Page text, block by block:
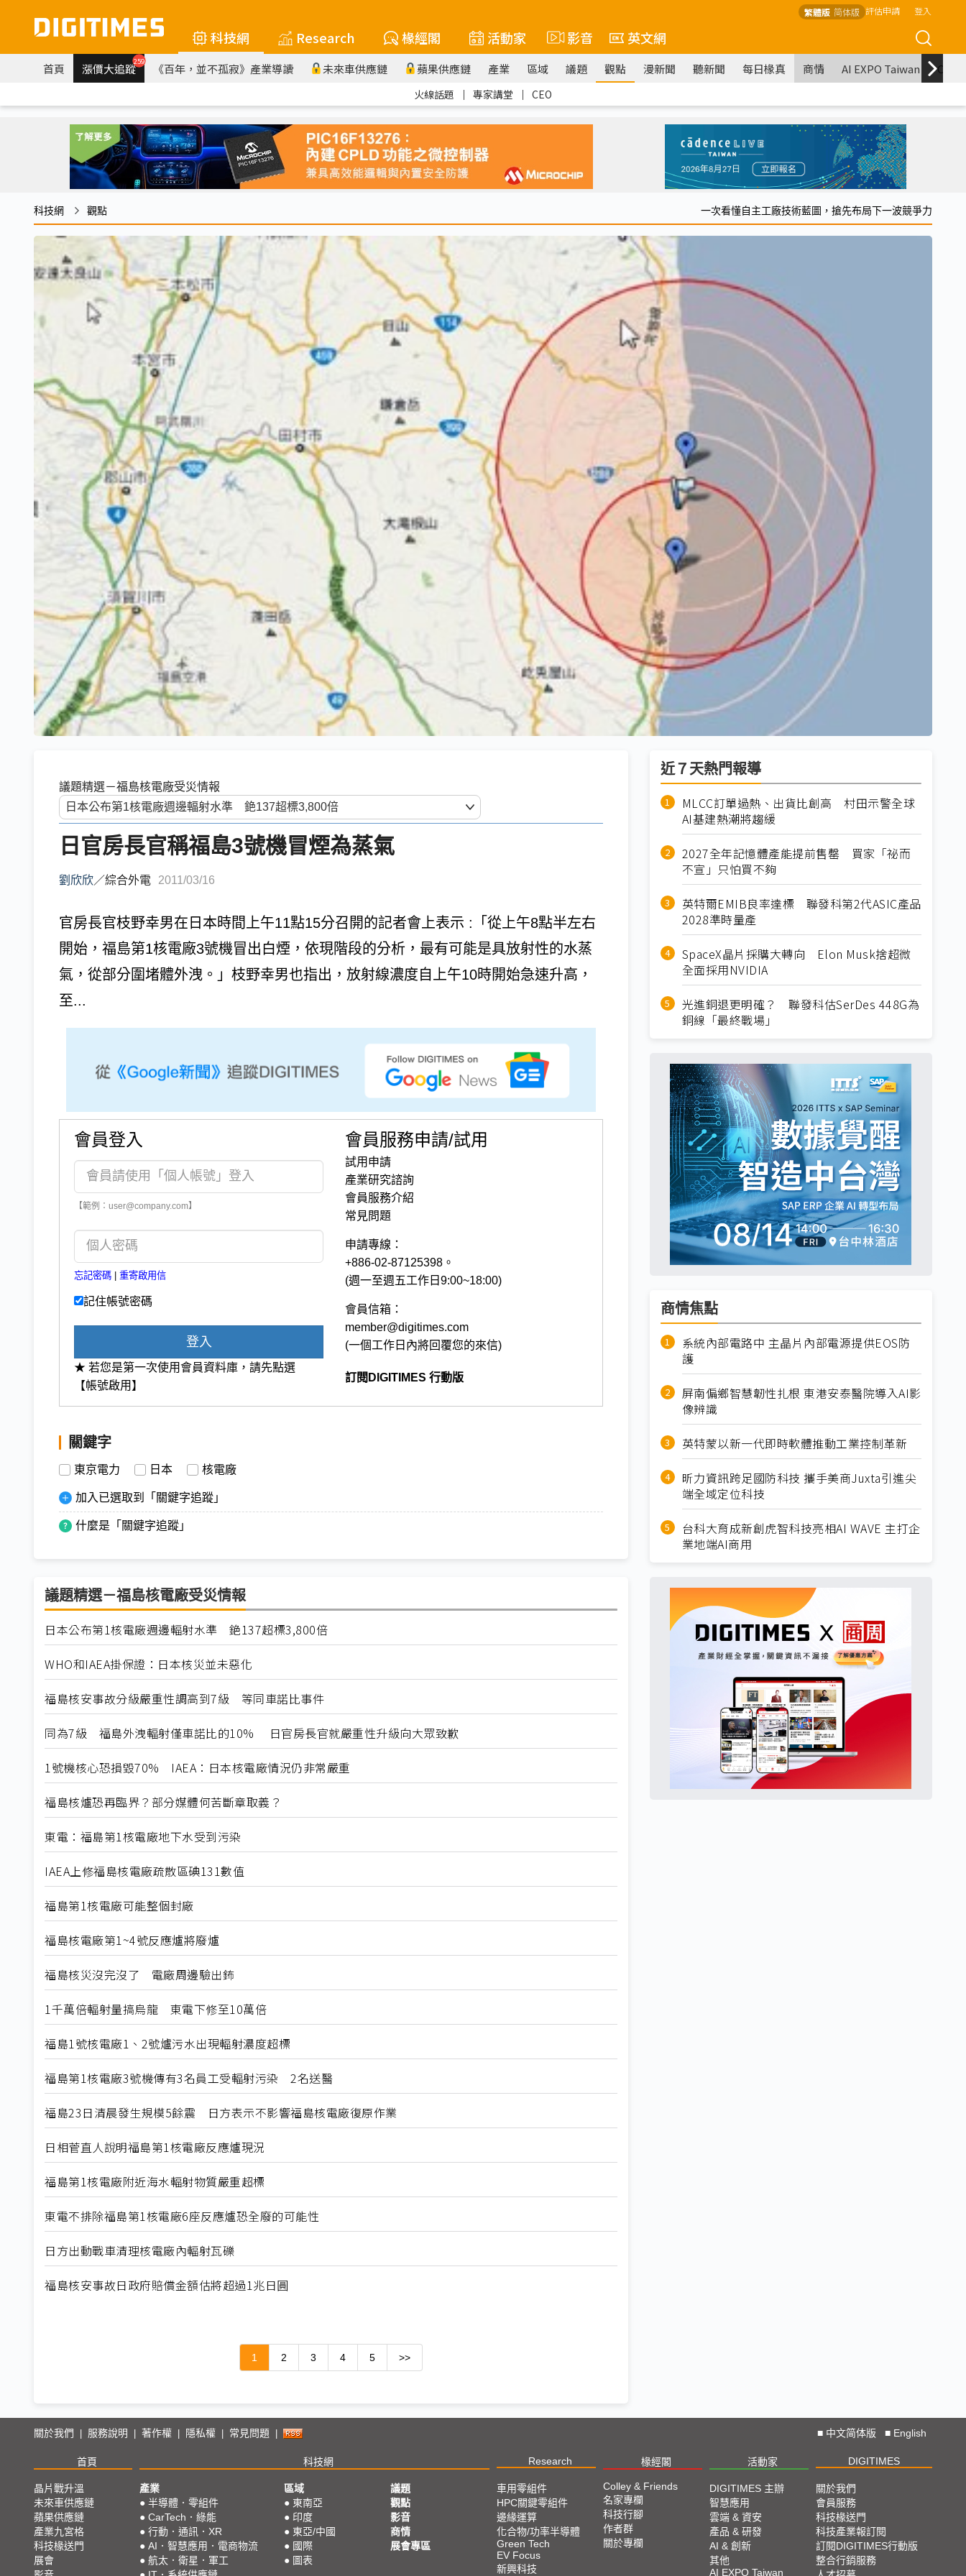
繁體版 简体版 評估申請 登入
科技網 Research 椽經閣 活動家 影音 英文網
首頁 漲價大追蹤259 《百年，並不孤寂》產業導讀 未來車供應鏈 蘋果供應鏈 產業 區域 議題 觀點 漫新聞 聽新聞 每日椽真 商情 AI EXPO Taiwan
火線話題 ｜ 專家講堂 ｜ CEO
科技網 觀點 一次看懂自主工廠技術藍圖，搶先布局下一波競爭力
議題精選－福島核電廠受災情報
日官房長官稱福島3號機冒煙為蒸氣
劉欣欣／綜合外電 2011/03/16
官房長官枝野幸男在日本時間上午11點15分召開的記者會上表示 :「從上午8點半左右
開始，福島第1核電廠3號機冒出白煙，依現階段的分析，最有可能是具放射性的水蒸
氣，從部分圍堵體外洩。」枝野幸男也指出，放射線濃度自上午10時開始急速升高，
至...
會員登入
【範例：user@company.com】
忘記密碼 重寄啟用信
記住帳號密碼
登入
★ 若您是第一次使用會員資料庫，請先點選
【帳號啟用】
會員服務申請/試用
試用申請
產業研究諮詢
會員服務介紹
常見問題
申請專線：
+886-02-87125398。
(週一至週五工作日9:00~18:00)
會員信箱：
member@digitimes.com
(一個工作日內將回覆您的來信)
訂閱DIGITIMES 行動版
關鍵字
東京電力 日本 核電廠
加入已選取到「關鍵字追蹤」
什麼是「關鍵字追蹤」
議題精選－福島核電廠受災情報
日本公布第1核電廠週邊輻射水準 銫137超標3,800倍
WHO和IAEA掛保證：日本核災並未惡化
福島核安事故分級嚴重性調高到7級 等同車諾比事件
同為7級 福島外洩輻射僅車諾比的10% 日官房長官就嚴重性升級向大眾致歉
1號機核心恐損毀70% IAEA：日本核電廠情況仍非常嚴重
福島核爐恐再臨界？部分媒體何苦斷章取義？
東電：福島第1核電廠地下水受到污染
IAEA上修福島核電廠疏散區碘131數值
福島第1核電廠可能整個封廠
福島核電廠第1~4號反應爐將廢爐
福島核災沒完沒了 電廠周邊驗出鈽
1千萬倍輻射量搞烏龍 東電下修至10萬倍
福島1號核電廠1、2號爐污水出現輻射濃度超標
福島第1核電廠3號機傳有3名員工受輻射污染 2名送醫
福島23日清晨發生規模5餘震 日方表示不影響福島核電廠復原作業
日相菅直人說明福島第1核電廠反應爐現況
福島第1核電廠附近海水輻射物質嚴重超標
東電不排除福島第1核電廠6座反應爐恐全廢的可能性
日方出動戰車清理核電廠內輻射瓦礫
福島核安事故日政府賠償金額估將超過1兆日圓
1 2 3 4 5 >>
近７天熱門報導
MLCC訂單過熱、出貨比創高 村田示警全球
AI基建熱潮將趨緩
2027全年記憶體產能提前售罄 買家「祕而
不宣」只怕買不夠
英特爾EMIB良率達標 聯發科第2代ASIC產品
2028準時量產
SpaceX晶片採購大轉向 Elon Musk捨超微
全面採用NVIDIA
光進銅退更明確？ 聯發科估SerDes 448G為
銅線「最終戰場」
商情焦點
系統內部電路中 主晶片內部電源提供EOS防
護
屏南偏鄉智慧韌性扎根 東港安泰醫院導入AI影
像辨識
英特蒙以新一代即時軟體推動工業控制革新
昕力資訊跨足國防科技 攜手美商Juxta引進尖
端全域定位科技
台科大育成新創虎智科技亮相AI WAVE 主打企
業地端AI商用
關於我們 服務說明 著作權 隱私權 常見問題 ■ 中文简体版 ■ English
首頁 科技網 Research 椽經閣 活動家 DIGITIMES
晶片戰升溫
未來車供應鏈
蘋果供應鏈
產業九宮格
科技椽送門
展會
產業
● 半導體．零組件
● CarTech．綠能
● 行動．通訊．XR
● AI．智慧應用．電商物流
● 航太．衛星．軍工
區域
● 東南亞
● 印度
● 東亞/中國
● 國際
● 圖表
議題
觀點
影音
商情
展會專區
車用零組件
HPC關鍵零組件
邊緣運算
化合物/功率半導體
Green Tech
EV Focus
新興科技
Colley & Friends
名家專欄
科技行腳
作者群
關於專欄
DIGITIMES 主辦
智慧應用
雲端 & 資安
產品 & 研發
AI & 創新
其他
AI EXPO Taiwan
關於我們
會員服務
科技椽送門
科技產業報訂閱
訂閱DIGITIMES行動版
整合行銷服務